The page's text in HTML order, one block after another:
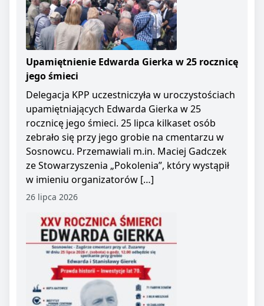
Upamiętnienie Edwarda Gierka w 25 rocznicę
jego śmieci
Delegacja KPP uczestniczyła w uroczystościach
upamiętniających Edwarda Gierka w 25
rocznicę jego śmieci. 25 lipca kilkaset osób
zebrało się przy jego grobie na cmentarzu w
Sosnowcu. Przemawiali m.in. Maciej Gadczek
ze Stowarzyszenia „Pokolenia”, który wystąpił
w imieniu organizatorów […]
26 lipca 2026